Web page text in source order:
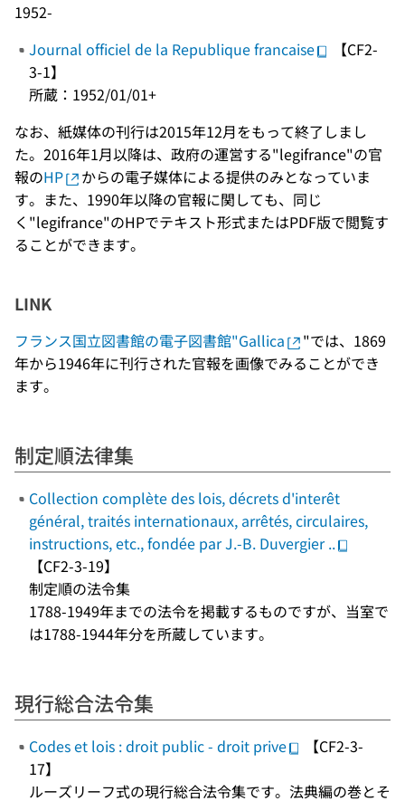
1952-
Journal officiel de la Republique francaise
【CF2-
3-1】
所蔵：1952/01/01+
なお、紙媒体の刊行は2015年12月をもって終了しまし
た。2016年1月以降は、政府の運営する"legifrance"の官
報のHP
からの電子媒体による提供のみとなっていま
す。また、1990年以降の官報に関しても、同じ
く"legifrance"のHPでテキスト形式またはPDF版で閲覧す
ることができます。
LINK
フランス国立図書館の電子図書館"Gallica
"では、1869
年から1946年に刊行された官報を画像でみることができ
ます。
制定順法律集
Collection complète des lois, décrets d'interêt
général, traités internationaux, arrêtés, circulaires,
instructions, etc., fondée par J.-B. Duvergier ..
【CF2-3-19】
制定順の法令集
1788-1949年までの法令を掲載するものですが、当室で
は1788-1944年分を所蔵しています。
現行総合法令集
Codes et lois : droit public - droit prive
【CF2-3-
17】
ルーズリーフ式の現行総合法令集です。法典編の巻とそ